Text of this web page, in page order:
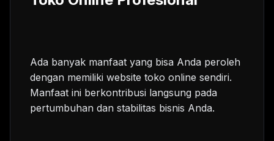
Ada banyak manfaat yang bisa Anda peroleh
dengan memiliki website toko online sendiri.
Manfaat ini berkontribusi langsung pada
pertumbuhan dan stabilitas bisnis Anda.